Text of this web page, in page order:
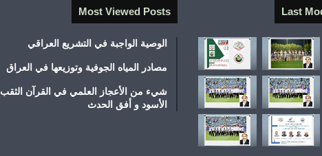
Last
Most Viewed Posts
الوصية الواجبة في التشريع العراقي
مصادر المياه الجوفية وتوزيعها في العراق
شيء من الأعجاز العلمي في القرآن الثقب
الأسود و أفق الحدث